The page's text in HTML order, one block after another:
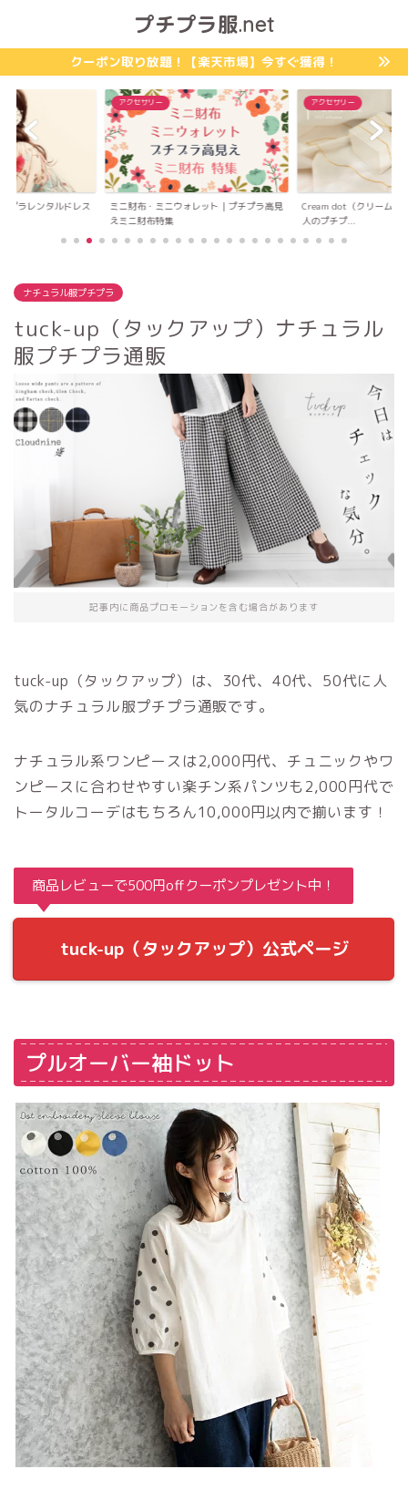
プチプラ服.net
クーポン取り放題！【楽天市場】今すぐ獲得！
レット｜プチプラ高見
アクセサリー
Cream dot（クリームドット）｜高見え大
人のプチプ...
カジュアル服プチプラ
ソーシャルガール（
アル服...
ナチュラル服プチプラ
tuck-up（タックアップ）ナチュラル
服プチプラ通販
記事内に商品プロモーションを含む場合があります
tuck-up（タックアップ）は、30代、40代、50代に人
気のナチュラル服プチプラ通販です。
ナチュラル系ワンピースは2,000円代、チュニックやワ
ンピースに合わせやすい楽チン系パンツも2,000円代で
トータルコーデはもちろん10,000円以内で揃います！
商品レビューで500円offクーポンプレゼント中！
tuck-up（タックアップ）公式ページ
プルオーバー袖ドット